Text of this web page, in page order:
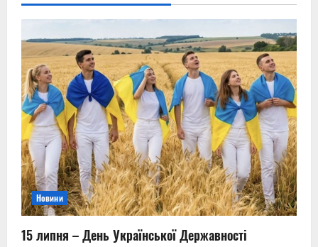
Новини
15 липня – День Української Державності